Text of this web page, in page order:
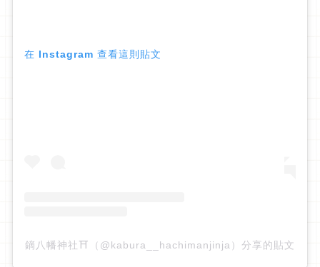
在 Instagram 查看這則貼文
鏑八幡神社⛩（@kabura__hachimanjinja）分享的貼文